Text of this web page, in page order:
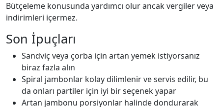
Bütçeleme konusunda yardımcı olur ancak vergiler veya
indirimleri içermez.
Son İpuçları
Sandviç veya çorba için artan yemek istiyorsanız
biraz fazla alın
Spiral jambonlar kolay dilimlenir ve servis edilir, bu
da onları partiler için iyi bir seçenek yapar
Artan jambonu porsiyonlar halinde dondurarak